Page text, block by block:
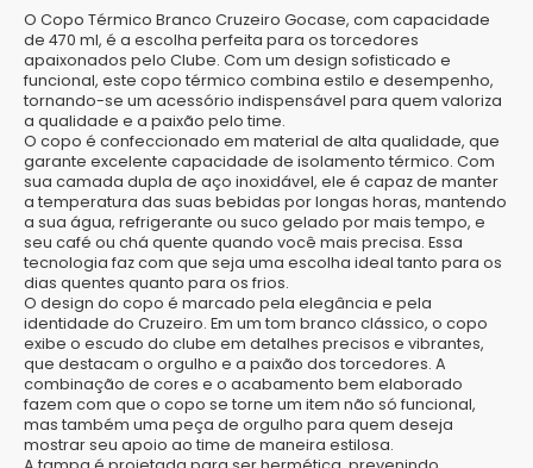
O Copo Térmico Branco Cruzeiro Gocase, com capacidade
de 470 ml, é a escolha perfeita para os torcedores
apaixonados pelo Clube. Com um design sofisticado e
funcional, este copo térmico combina estilo e desempenho,
tornando-se um acessório indispensável para quem valoriza
a qualidade e a paixão pelo time.
O copo é confeccionado em material de alta qualidade, que
garante excelente capacidade de isolamento térmico. Com
sua camada dupla de aço inoxidável, ele é capaz de manter
a temperatura das suas bebidas por longas horas, mantendo
a sua água, refrigerante ou suco gelado por mais tempo, e
seu café ou chá quente quando você mais precisa. Essa
tecnologia faz com que seja uma escolha ideal tanto para os
dias quentes quanto para os frios.
O design do copo é marcado pela elegância e pela
identidade do Cruzeiro. Em um tom branco clássico, o copo
exibe o escudo do clube em detalhes precisos e vibrantes,
que destacam o orgulho e a paixão dos torcedores. A
combinação de cores e o acabamento bem elaborado
fazem com que o copo se torne um item não só funcional,
mas também uma peça de orgulho para quem deseja
mostrar seu apoio ao time de maneira estilosa.